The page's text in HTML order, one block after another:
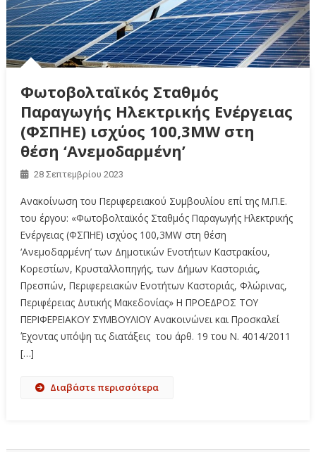
Φωτοβολταϊκός Σταθμός
Παραγωγής Ηλεκτρικής Ενέργειας
(ΦΣΠΗΕ) ισχύος 100,3MW στη
θέση ‘Ανεμοδαρμένη’
28 Σεπτεμβρίου 2023
Ανακοίνωση του Περιφερειακού Συμβουλίου επί της Μ.Π.Ε.
του έργου: «Φωτοβολταϊκός Σταθμός Παραγωγής Ηλεκτρικής
Ενέργειας (ΦΣΠΗΕ) ισχύος 100,3MW στη θέση
‘Ανεμοδαρμένη’ των Δημοτικών Ενοτήτων Καστρακίου,
Κορεστίων, Κρυσταλλοπηγής, των Δήμων Καστοριάς,
Πρεσπών, Περιφερειακών Ενοτήτων Καστοριάς, Φλώρινας,
Περιφέρειας Δυτικής Μακεδονίας» Η ΠΡΟΕΔΡΟΣ ΤΟΥ
ΠΕΡΙΦΕΡΕΙΑΚΟΥ ΣΥΜΒΟΥΛΙΟΥ Ανακοινώνει και Προσκαλεί
Έχοντας υπόψη τις διατάξεις του άρθ. 19 του Ν. 4014/2011
[…]
Διαβάστε περισσότερα